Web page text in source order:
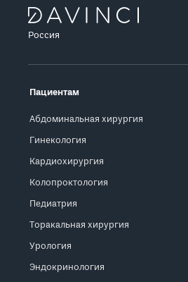
Россия
Пациентам
Абдоминальная хирургия
Гинекология
Кардиохирургия
Колопроктология
Педиатрия
Торакальная хирургия
Урология
Эндокринология